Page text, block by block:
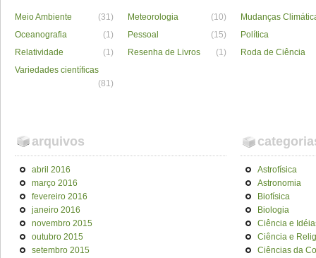
Meio Ambiente (31) Meteorologia (10)
Mudanças
Oceanografia
(1) Pessoal (15)
Política
Relatividade
(1) Resenha de Livros (1)
Roda de Ciência
Variedades científicas
(81)
arquivos
abril 2016
março 2016
fevereiro 2016
janeiro 2016
novembro 2015
outubro 2015
setembro 2015
Astrofísica
Astronomia
Biofísica
Biologia
Ciência e
Ciência e
Ciências da